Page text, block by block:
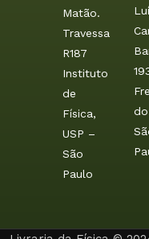
Matão.
Travessa
R187
Instituto
de
Física,
USP –
São
Paulo
do